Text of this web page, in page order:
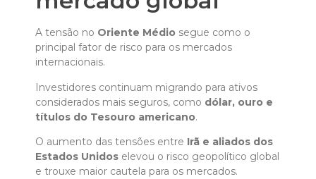
A tensão no Oriente Médio segue como o
principal fator de risco para os mercados
internacionais.
Investidores continuam migrando para ativos
considerados mais seguros, como dólar, ouro e
títulos do Tesouro americano.
O aumento das tensões entre Irã e aliados dos
Estados Unidos elevou o risco geopolítico global
e trouxe maior cautela para os mercados.